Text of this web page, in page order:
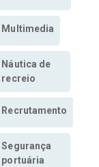
Multimedia
Náutica de
recreio
Recrutamento
Segurança
portuária